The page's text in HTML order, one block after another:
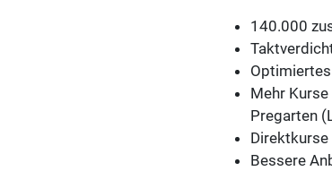
140.000
Mehr
Pregarten
Bessere